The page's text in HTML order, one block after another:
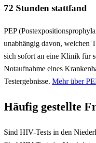
72 Stunden stattfand
PEP
unabhängig davon, welchen
sich sofort an eine Klinik für
Notaufnahme eines
Testergebnisse. Mehr über
Häufig gestellte
Sind HIV-Tests in den